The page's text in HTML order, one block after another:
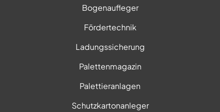
Bogenaufleger
Fördertechnik
Ladungssicherung
Palettenmagazin
Palettieranlagen
Schutzkartonanleger